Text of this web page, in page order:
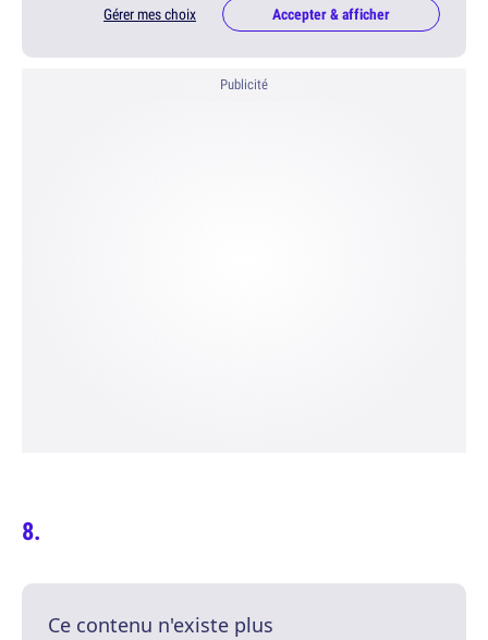
Gérer mes choix Accepter & afficher
Publicité
Ce contenu n'existe plus